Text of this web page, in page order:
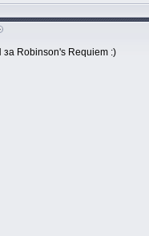
за Robinson's Requiem :)